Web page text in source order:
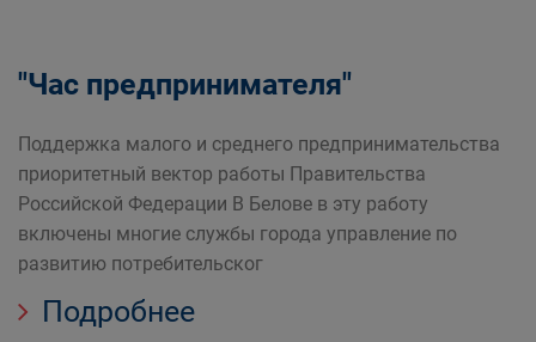
"Час предпринимателя"
Поддержка малого и среднего предпринимательства
приоритетный вектор работы Правительства
Российской Федерации В Белове в эту работу
включены многие службы города управление по
развитию потребительског
Подробнее